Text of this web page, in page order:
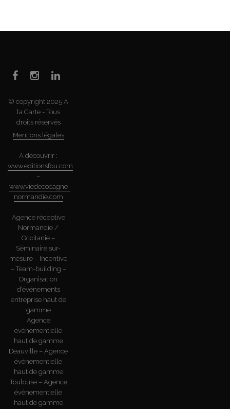
© copyright 2025 A
la Carte - Tous
droits réservés
Mentions légales
A découvrir :
www.editionsfou.com
–
www.viedecocagne-
normandie.com
Agence réceptive
Normandie /
Occitanie –
Séminaire sur-
mesure – Incentive
– Team-building –
Organisation
d’événements
entreprise haut de
gamme
Agence
événementielle
haut de gamme
Deauville – Agence
événementielle
haut de gamme
Toulouse – Agence
événementielle
haut de gamme